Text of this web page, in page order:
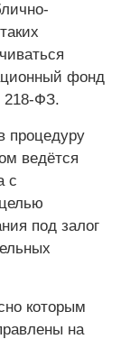
фонд
218-ФЗ.
процедуру
ведётся
с
под залог
которым
на